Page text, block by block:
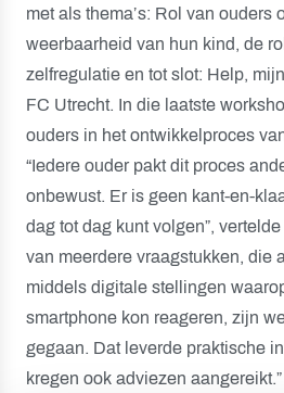
met als thema’s: Rol van ouders
weerbaarheid van hun kind, de
zelfregulatie en tot slot: Help,
FC Utrecht. In die laatste
ouders in het ontwikkelproces
“Iedere ouder pakt dit proces
onbewust. Er is geen kant-en-
dag tot dag kunt volgen”,
van meerdere vraagstukken, die
middels digitale stellingen
smartphone kon reageren, zijn
gegaan. Dat leverde praktische
kregen ook adviezen aangereikt.”